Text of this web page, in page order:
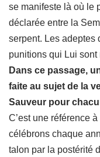
se manifeste là où le
déclarée entre la
serpent. Les adeptes
punitions qui Lui sont
Dans ce passage,
faite au sujet de la
Sauveur pour
C’est une référence
célébrons chaque
talon par la postérité